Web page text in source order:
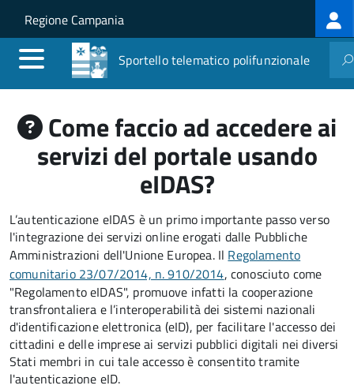
Salta al contenuto principale
Skip to site navigation
Regione Campania
Sportello telematico polifunzionale
Come faccio ad accedere ai
servizi del portale usando
eIDAS?
L’autenticazione eIDAS è un primo importante passo verso
l'integrazione dei servizi online erogati dalle Pubbliche
Amministrazioni dell'Unione Europea. Il Regolamento
comunitario 23/07/2014, n. 910/2014, conosciuto come
"Regolamento eIDAS", promuove infatti la cooperazione
transfrontaliera e l’interoperabilità dei sistemi nazionali
d'identificazione elettronica (eID), per facilitare l'accesso dei
cittadini e delle imprese ai servizi pubblici digitali nei diversi
Stati membri in cui tale accesso è consentito tramite
l'autenticazione eID.